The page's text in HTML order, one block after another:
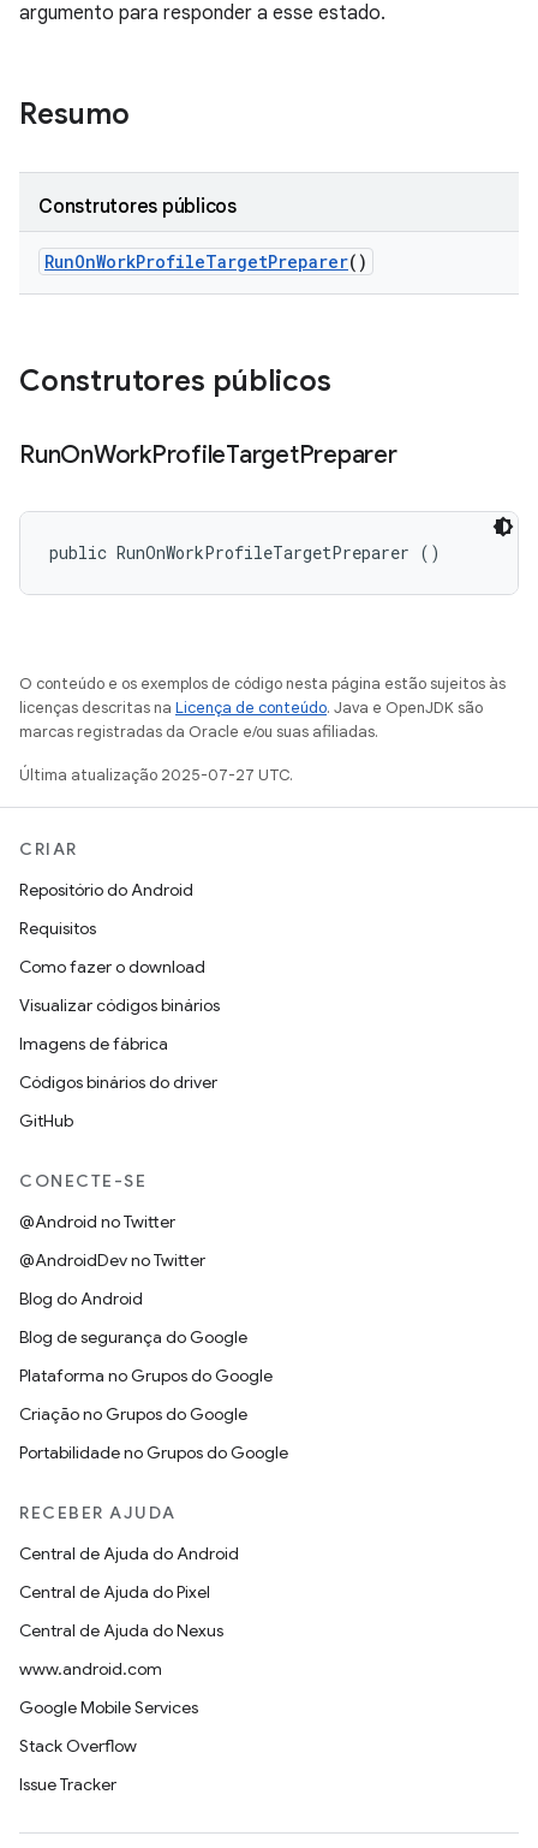
argumento para responder a esse estado.
Resumo
Construtores públicos
RunOnWorkProfileTargetPreparer()
Construtores públicos
RunOnWorkProfileTargetPreparer
public RunOnWorkProfileTargetPreparer ()
O conteúdo e os exemplos de código nesta página estão sujeitos às
licenças descritas na Licença de conteúdo. Java e OpenJDK são
marcas registradas da Oracle e/ou suas afiliadas.
Última atualização 2025-07-27 UTC.
CRIAR
Repositório do Android
Requisitos
Como fazer o download
Visualizar códigos binários
Imagens de fábrica
Códigos binários do driver
GitHub
CONECTE-SE
@Android no Twitter
@AndroidDev no Twitter
Blog do Android
Blog de segurança do Google
Plataforma no Grupos do Google
Criação no Grupos do Google
Portabilidade no Grupos do Google
RECEBER AJUDA
Central de Ajuda do Android
Central de Ajuda do Pixel
Central de Ajuda do Nexus
www.android.com
Google Mobile Services
Stack Overflow
Issue Tracker